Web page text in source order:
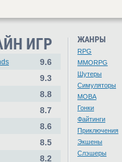
ИГР
9.6
9.3
8.8
8.7
8.6
8.5
8.2
ЖАНРЫ
RPG
MMORPG
Шутеры
Симуляторы
MOBA
Гонки
Файтинги
Приключения
Экшены
Слэшеры